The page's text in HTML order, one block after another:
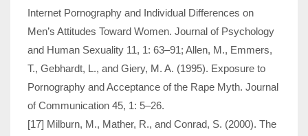
Internet Pornography and Individual Differences on
Men’s Attitudes Toward Women. Journal of Psychology
and Human Sexuality 11, 1: 63–91; Allen, M., Emmers,
T., Gebhardt, L., and Giery, M. A. (1995). Exposure to
Pornography and Acceptance of the Rape Myth. Journal
of Communication 45, 1: 5–26.
[17] Milburn, M., Mather, R., and Conrad, S. (2000). The